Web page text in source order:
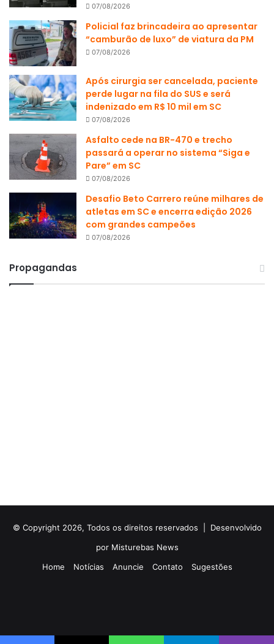
07/08/2026
Policial faz brincadeira ao apresentar
“camburão de luxo” de viatura da PM
07/08/2026
Após cirurgia ser cancelada, paciente
perde lugar na fila do SUS e será
indenizado em R$ 10 mil em SC
07/08/2026
Asfalto cede na BR-470 e trecho
passará a operar no sistema “Siga e
Pare” em SC
07/08/2026
Desafio Beto Carrero reúne milhares de
atletas em SC e encerra edição 2026
com grandes campeões
07/08/2026
Propagandas
© Copyright 2026, Todos os direitos reservados | Desenvolvido
por Misturebas News
Home
Notícias Anuncie Contato Sugestões